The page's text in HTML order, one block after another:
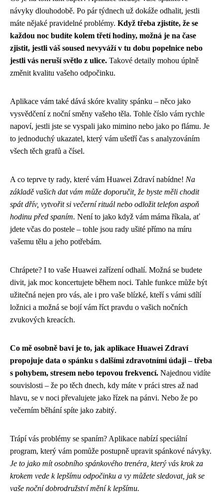
návyky dlouhodobě. Po pár týdnech už dokáže odhalit, jestli
máte nějaké pravidelné problémy. Když třeba zjistíte, že se
každou noc budíte kolem třetí hodiny, možná je na čase
zjistit, jestli váš soused nevyváží v tu dobu popelnice nebo
jestli vás neruší světlo z ulice. Takové detaily mohou úplně
změnit kvalitu vašeho odpočinku.
Aplikace vám také dává skóre kvality spánku – něco jako
vysvědčení z noční směny vašeho těla. Tohle číslo vám rychle
napoví, jestli jste se vyspali jako mimino nebo jako po flámu. Je
to jednoduchý ukazatel, který vám ušetří čas s analyzováním
všech těch grafů a čísel.
A co teprve ty rady, které vám Huawei Zdraví nabídne! Na
základě vašich dat vám může doporučit, že byste měli chodit
spát dřív, vytvořit si večerní rituál nebo odložit telefon aspoň
hodinu před spaním. Není to jako když vám máma říkala, ať
jdete včas do postele – tohle jsou rady ušité přímo na míru
vašemu tělu a jeho potřebám.
Chrápete? I to vaše Huawei zařízení odhalí. Možná se budete
divit, jak moc koncertujete během noci. Tahle funkce může být
užitečná nejen pro vás, ale i pro vaše blízké, kteří s vámi sdílí
ložnici a možná se bojí vám říct pravdu o vašich nočních
zvukových kreacích.
Co mě osobně baví je to, jak aplikace Huawei Zdraví
propojuje data o spánku s dalšími zdravotními údaji – třeba
s pohybem, stresem nebo tepovou frekvencí. Najednou vidíte
souvislosti – že po těch dnech, kdy máte v práci stres až nad
hlavu, se v noci převalujete jako řízek na pánvi. Nebo že po
večerním běhání spíte jako zabitý.
Trápí vás problémy se spaním? Aplikace nabízí speciální
program, který vám pomůže postupně upravit spánkové návyky.
Je to jako mít osobního spánkového trenéra, který vás krok za
krokem vede k lepšímu odpočinku a vy můžete sledovat, jak se
vaše noční dobrodružství mění k lepšímu.